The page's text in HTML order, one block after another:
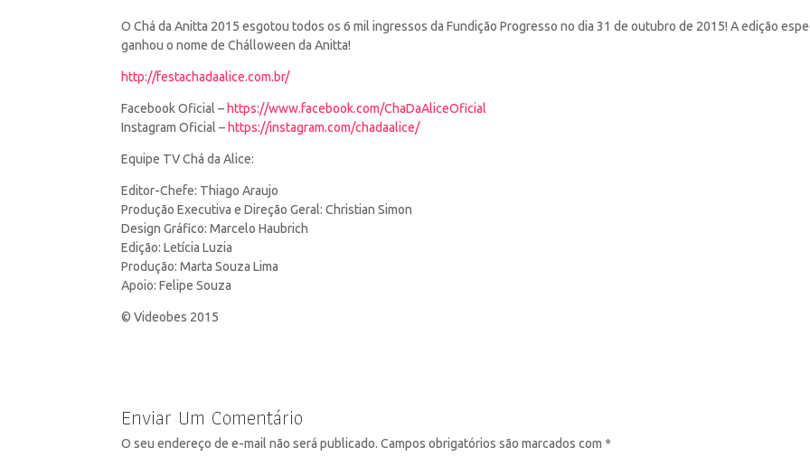
O Chá da Anitta 2015 esgotou todos os 6 mil ingressos da Fundição Progresso no dia 31 de outubro de 2015! A edição
ganhou o nome de Chálloween da Anitta!
http://festachadaalice.com.br/
Facebook Oficial – https://www.facebook.com/ChaDaAliceOficial
Instagram Oficial – https://instagram.com/chadaalice/
Equipe TV Chá da Alice:
Editor-Chefe: Thiago Araujo
Produção Executiva e Direção Geral: Christian Simon
Design Gráfico: Marcelo Haubrich
Edição: Letícia Luzia
Produção: Marta Souza Lima
Apoio: Felipe Souza
© Videobes 2015
Enviar Um Comentário
O seu endereço de e-mail não será publicado. Campos obrigatórios são marcados com *